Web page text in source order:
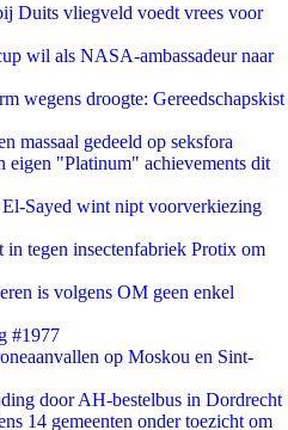
Duits vliegveld voedt vrees voor
wil als NASA-ambassadeur naar
wegens droogte: Gereedschapskist
massaal gedeeld op seksfora
"Platinum" achievements dit
El-Sayed wint nipt voorverkiezing
tegen insectenfabriek Protix om
is volgens OM geen enkel
#1977
op Moskou en Sint-
door AH-bestelbus in Dordrecht
14 gemeenten onder toezicht om